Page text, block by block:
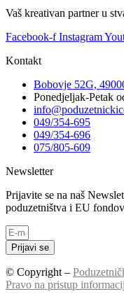
Vaš kreativan partner u
Facebook-f Instagram
Kontakt
Bobovje 52G,
Ponedjeljak-Petak
049/354-695
049/354-696
075/805-609
Newsletter
Prijavite se na naš
poduzetništva i EU
Prijavi se
© Copyright –
Pravo na pristup